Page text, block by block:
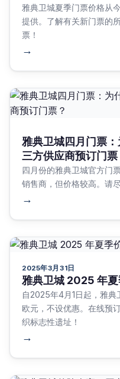
雅典卫城夏季门票价格从
提供。了解有关新门票的
票！
→
雅典卫城四月门票
三方供应商预订门票
四月份的雅典卫城官方门
销售商，但价格较高。请
→
2025年3月31日
雅典卫城 2025 年夏
自2025年4月1日起，雅
欧元，不设优惠。在线预
织标志性遗址！
→